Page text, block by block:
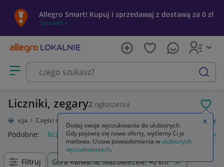
Allegro Smart! Kupuj i sprzedawaj z dostawą za 0 zł
Sprawdź »
Otwórz menu z kategoriami
szukaj
Liczniki, zegary2 ogłoszenia
Części samochodowe Liczniki, zegary
Podobne: liczniki zegary licznik zegary bmw f30 honda
Filtruj Góra Kalwaria, Mazowieckie, +0 km
Dodaj swoje wyszukiwania do ulubionych.
Gdy pojawią się nowe oferty, wyślemy Ci je
mailowo. Ustaw powiadomienia w ulubionych
wyszukiwaniach.